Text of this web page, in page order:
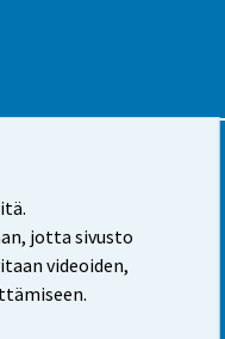
jotta sivusto
videoiden,